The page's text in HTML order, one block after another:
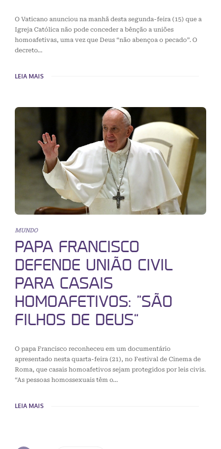
O Vaticano anunciou na manhã desta segunda-feira (15) que a
Igreja Católica não pode conceder a bênção a uniões
homoafetivas, uma vez que Deus “não abençoa o pecado”. O
decreto…
LEIA MAIS
MUNDO
PAPA FRANCISCO
DEFENDE UNIÃO CIVIL
PARA CASAIS
HOMOAFETIVOS: “SÃO
FILHOS DE DEUS”
O papa Francisco reconheceu em um documentário
apresentado nesta quarta-feira (21), no Festival de Cinema de
Roma, que casais homoafetivos sejam protegidos por leis civis.
“As pessoas homossexuais têm o…
LEIA MAIS